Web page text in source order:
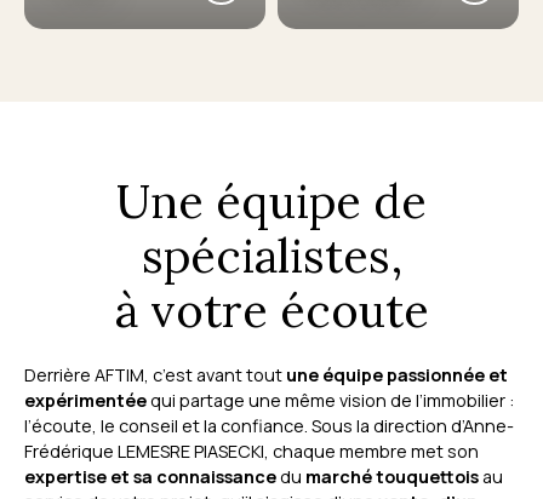
Une équipe de
spécialistes,
à votre écoute
Derrière AFTIM, c’est avant tout une équipe passionnée et
expérimentéequi partage une même vision de l’immobilier :
l’écoute, le conseil et la confiance. Sous la direction d’Anne-
Frédérique LEMESRE PIASECKI, chaque membre met son
expertise et sa connaissancedu marché touquettois au